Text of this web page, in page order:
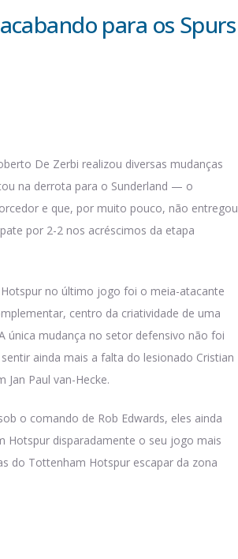
para os Spurs
De Zerbi realizou diversas mudanças
na derrota para o Sunderland — o
e que, por muito pouco, não entregou
por 2-2 nos acréscimos da etapa
no último jogo foi o meia-atacante
centro da criatividade de uma
única mudança no setor defensivo não foi
ainda mais a falta do lesionado Cristian
Paul van-Hecke.
o comando de Rob Edwards, eles ainda
Hotspur disparadamente o seu jogo mais
do Tottenham Hotspur escapar da zona